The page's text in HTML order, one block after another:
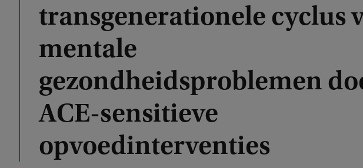
transgenerationele cyclus
mentale
gezondheidsproblemen
ACE-sensitieve
opvoedinterventies